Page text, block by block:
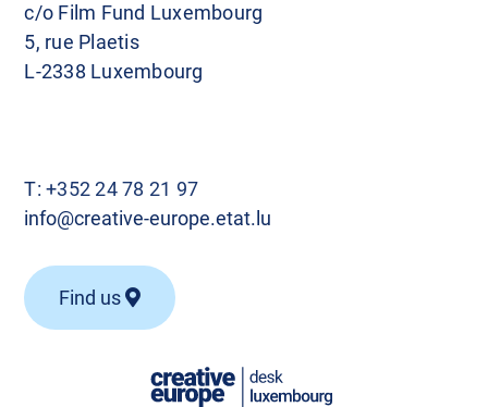
c/o Film Fund Luxembourg
5, rue Plaetis
L-2338 Luxembourg
T:+352 24 78 21 97
info@creative-europe.etat.lu
Find us